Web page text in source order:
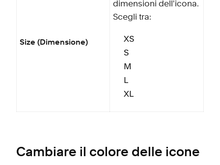
Size (Dimensione)
dimensioni dell'icona.
Scegli tra:
XS
S
M
L
XL
Cambiare il colore delle icone